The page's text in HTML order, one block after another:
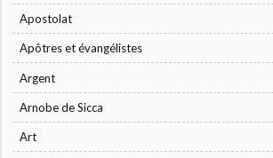
Apostolat
Apôtres et évangélistes
Argent
Arnobe de Sicca
Art